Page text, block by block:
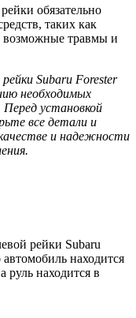
обязательно
таких как
возможные травмы и
Subaru Forester
необходимых
установкой
все детали и
и надежности
рейки Subaru
находится
руль находится в